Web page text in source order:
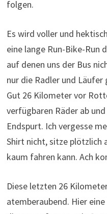
Endspurt. Ich vergesse
Shirt nicht, sitze plötzlich
kaum fahren kann. Ach
Diese letzten 26
atemberaubend. Hier
versorgen. Und kurz
linken Seite. Eine
lassen, sich mitsamt Bett
zu sehen. Wenn ich
wen oder was ich hier
ich es wieder. Alle vier
sind eigentlich meine